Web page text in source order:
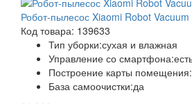
Робот-пылесос Xiaomi Robot Vacuum
Код товара: 139633
Тип уборки:сухая и влажная
Управление со смартфона:
Построение карты помещения:
База самоочистки:да